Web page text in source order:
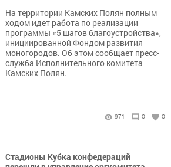
На территории Камских Полян полным
ходом идет работа по реализации
программы «5 шагов благоустройства»,
инициированной Фондом развития
моногородов. Об этом сообщает пресс-
служба Исполнительного комитета
Камских Полян.
971 0 0
Стадионы Кубка конфедераций